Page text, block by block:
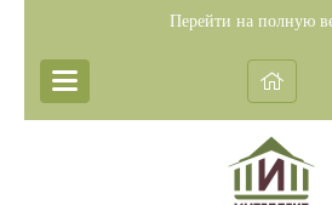
Перейти на полную